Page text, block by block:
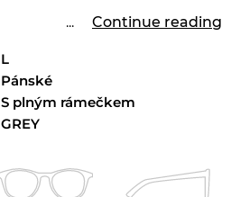
... Continue reading
L
Pánské
S plným rámečkem
GREY